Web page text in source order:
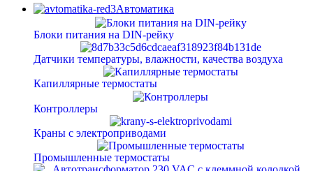
Автоматика
Блоки питания на DIN-рейку
Датчики температуры, влажности, качества воздуха
Капиллярные термостаты
Контроллеры
Краны с электроприводами
Промышленные термостаты